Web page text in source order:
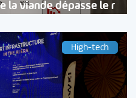
la viande dépasse le r
High-tech